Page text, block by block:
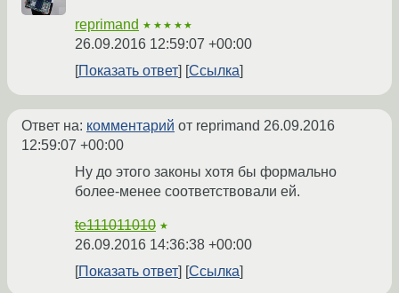
reprimand ★★★★★
26.09.2016 12:59:07 +00:00
Показать ответ
Ссылка
Ответ на: комментарий от reprimand 26.09.2016
12:59:07 +00:00
Ну до этого законы хотя бы формально
более-менее соответствовали ей.
te111011010 ★
26.09.2016 14:36:38 +00:00
Показать ответ
Ссылка